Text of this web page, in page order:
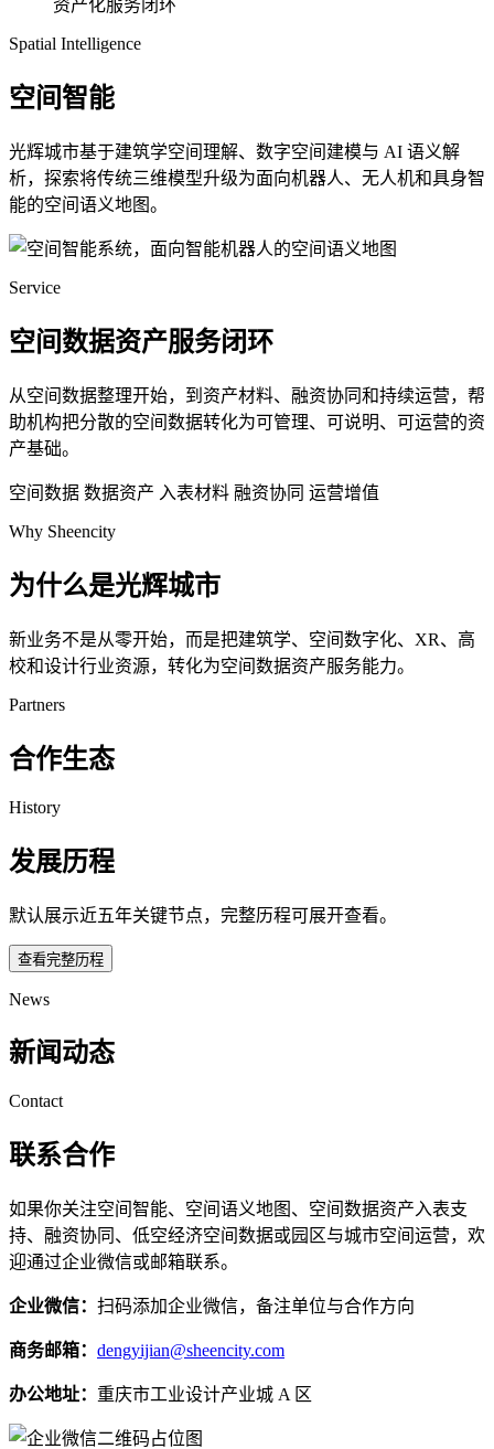
资产化服务闭环
Spatial Intelligence
空间智能
光辉城市基于建筑学空间理解、数字空间建模与 AI 语义解
析，探索将传统三维模型升级为面向机器人、无人机和具身智
能的空间语义地图。
Service
空间数据资产服务闭环
从空间数据整理开始，到资产材料、融资协同和持续运营，帮
助机构把分散的空间数据转化为可管理、可说明、可运营的资
产基础。
空间数据 数据资产 入表材料 融资协同 运营增值
Why Sheencity
为什么是光辉城市
新业务不是从零开始，而是把建筑学、空间数字化、XR、高
校和设计行业资源，转化为空间数据资产服务能力。
Partners
合作生态
History
发展历程
默认展示近五年关键节点，完整历程可展开查看。
查看完整历程
News
新闻动态
Contact
联系合作
如果你关注空间智能、空间语义地图、空间数据资产入表支
持、融资协同、低空经济空间数据或园区与城市空间运营，欢
迎通过企业微信或邮箱联系。
企业微信： 扫码添加企业微信，备注单位与合作方向
商务邮箱： dengyijian@sheencity.com
办公地址： 重庆市工业设计产业城 A 区